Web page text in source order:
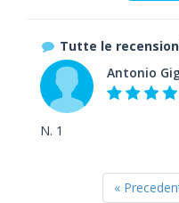
Tutte le
Antonio
N. 1
«